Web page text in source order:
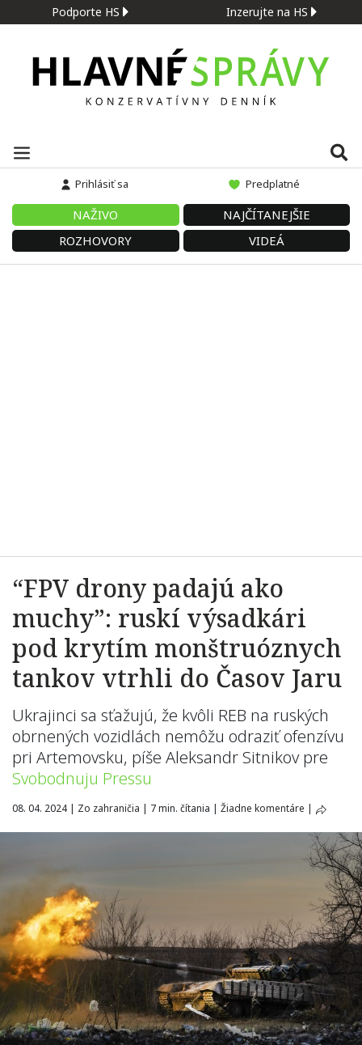
Podporte HS Inzerujte na HS
Prihlásiť sa Predplatné
NAŽIVO
NAJČÍTANEJŠIE
ROZHOVORY
VIDEÁ
“FPV drony padajú ako
muchy”: ruskí výsadkári
pod krytím monštruóznych
tankov vtrhli do Časov Jaru
Ukrajinci sa sťažujú, že kvôli REB na ruských
obrnených vozidlách nemôžu odraziť ofenzívu
pri Artemovsku, píše Aleksandr Sitnikov pre
Svobodnuju Pressu
08. 04. 2024 | Zo zahraničia | 7 min. čítania | Žiadne komentáre |